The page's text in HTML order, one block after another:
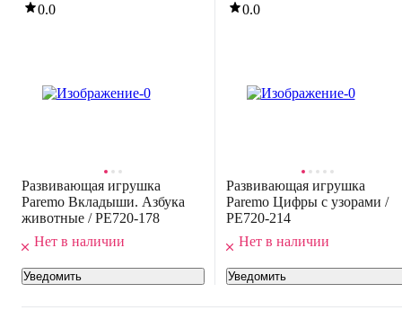
0.0
Развивающая игрушка
Paremo Вкладыши. Азбука
животные / PE720-178
Нет в наличии
Уведомить
0.0
Развивающая игрушка
Paremo Цифры с узорами /
PE720-214
Нет в наличии
Уведомить